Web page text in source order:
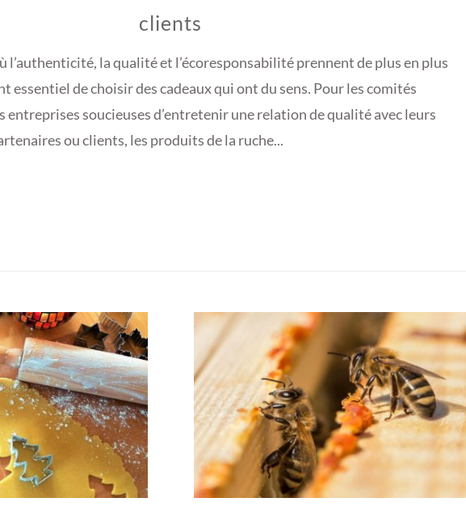
clients
l’authenticité, la qualité et l’écoresponsabilité prennent de plus en plus
essentiel de choisir des cadeaux qui ont du sens. Pour les comités
entreprises soucieuses d’entretenir une relation de qualité avec leurs
ou clients, les produits de la ruche...